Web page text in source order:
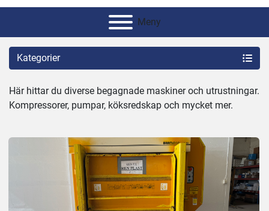
Meny
Kategorier
Här hittar du diverse begagnade maskiner och utrustningar.
Kompressorer, pumpar, köksredskap och mycket mer.